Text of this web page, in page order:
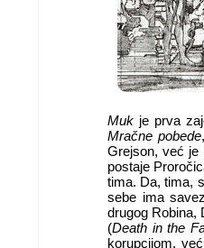
Muk je prva
Mračne pobede
Grejson, već je
postaje
tima. Da, tima,
sebe ima
drugog Robina,
(Death in the
korupcijom,